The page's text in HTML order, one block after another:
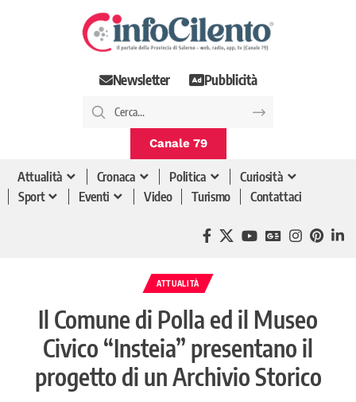
Newsletter Pubblicità
Canale 79
Attualità Cronaca Politica
Curiosità
Sport
Eventi Video Turismo Contattaci
ATTUALITÀ
Il Comune di Polla ed il Museo
Civico “Insteia” presentano il
progetto di un Archivio Storico